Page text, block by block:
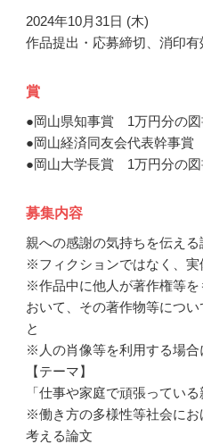
2024年10月31日 (木)
作品提出・応募締切、消印有
賞
●岡山県知事賞 1万円分の図
●岡山経済同友会代表幹事
●岡山大学長賞 1万円分の図
募集内容
親への感謝の気持ちを伝える
※フィクションではなく、実
※作品中に他人が著作権等を
おいて、その著作物等につ
と
※人の肖像等を利用する場合
【テーマ】
「仕事や家庭で頑張ってい
※働き方の多様性等社会にお
考える論文